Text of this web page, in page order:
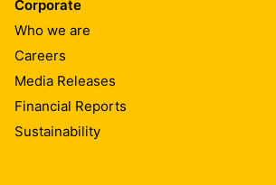
Corporate
Who we are
Careers
Media Releases
Financial Reports
Sustainability